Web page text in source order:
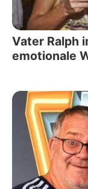
Vater Ralph
emotionale